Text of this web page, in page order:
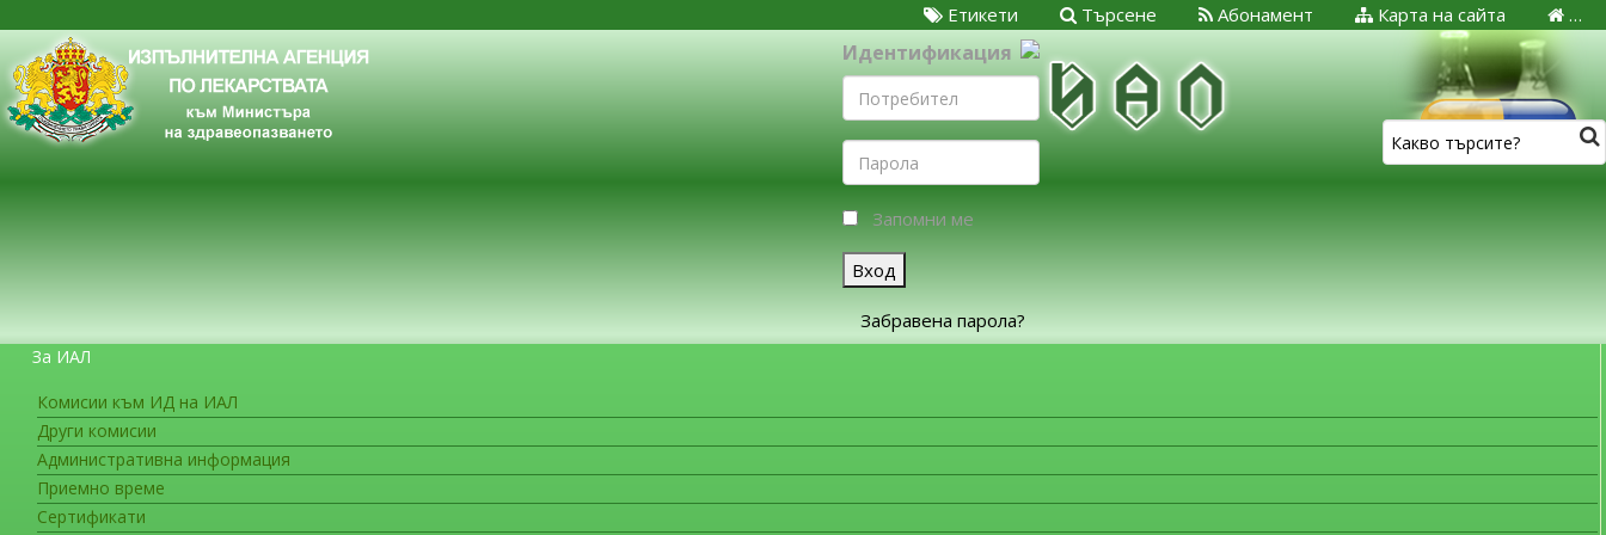
…
Карта на сайта
Абонамент
Търсене
Етикети
Идентификация
Запомни ме
Вход
Забравена парола?
За ИАЛ
Комисии към ИД на ИАЛ
Други комисии
Административна информация
Приемно време
Сертификати
ЗА ГРАЖДАНИТЕ